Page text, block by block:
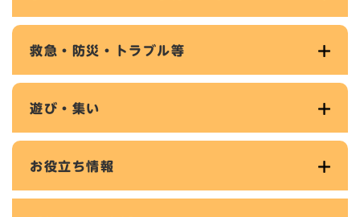
救急・防災・トラブル等
遊び・集い
お役立ち情報